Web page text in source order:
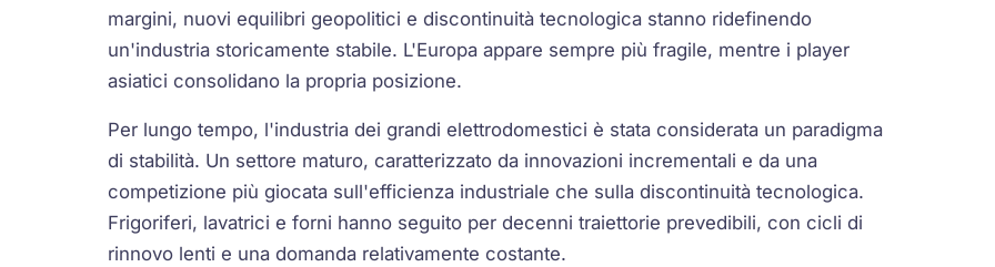
margini, nuovi equilibri geopolitici e discontinuità tecnologica stanno ridefinendo
un'industria storicamente stabile. L'Europa appare sempre più fragile, mentre i player
asiatici consolidano la propria posizione.
Per lungo tempo, l'industria dei grandi elettrodomestici è stata considerata un paradigma
di stabilità. Un settore maturo, caratterizzato da innovazioni incrementali e da una
competizione più giocata sull'efficienza industriale che sulla discontinuità tecnologica.
Frigoriferi, lavatrici e forni hanno seguito per decenni traiettorie prevedibili, con cicli di
rinnovo lenti e una domanda relativamente costante.